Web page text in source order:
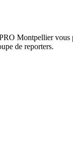
Montpellier
de reporters.